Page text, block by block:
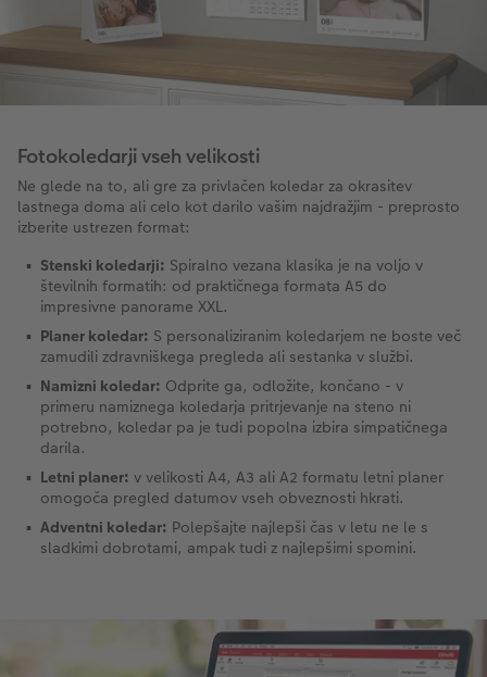
Fotokoledarji vseh velikosti
Ne glede na to, ali gre za privlačen koledar za okrasitev
lastnega doma ali celo kot darilo vašim najdražjim - preprosto
izberite ustrezen format:
Stenski koledarji: Spiralno vezana klasika je na voljo v
številnih formatih: od praktičnega formata A5 do
impresivne panorame XXL.
Planer koledar: S personaliziranim koledarjem ne boste več
zamudili zdravniškega pregleda ali sestanka v službi.
Namizni koledar: Odprite ga, odložite, končano - v
primeru namiznega koledarja pritrjevanje na steno ni
potrebno, koledar pa je tudi popolna izbira simpatičnega
darila.
Letni planer: v velikosti A4, A3 ali A2 formatu letni planer
omogoča pregled datumov vseh obveznosti hkrati.
Adventni koledar: Polepšajte najlepši čas v letu ne le s
sladkimi dobrotami, ampak tudi z najlepšimi spomini.